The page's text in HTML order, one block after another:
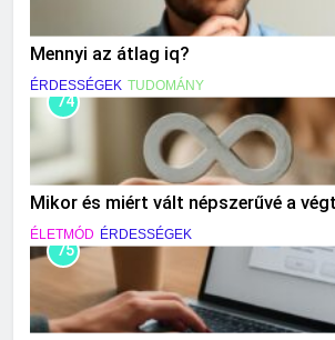
Mennyi az átlag iq?
ÉRDESSÉGEK TUDOMÁNY
74
Mikor és miért vált népszerűvé a
ÉLETMÓD ÉRDESSÉGEK
75